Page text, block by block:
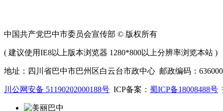
中国共产党巴中市委员会宣传部 © 版权所有
( 建议使用IE8以上版本浏览器 1280*800以上分辨率浏览本站 )
地址：四川省巴中市巴州区白云台市政中心 邮政编码：
川公网安备 51190202000188号 ICP备案： 蜀ICP备18008488号